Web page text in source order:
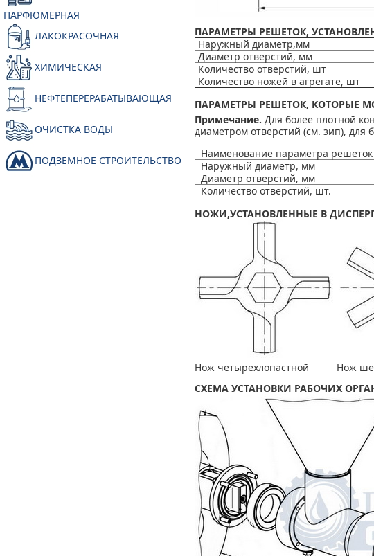
ПАРФЮМЕРНАЯ
ЛАКОКРАСОЧНАЯ
ХИМИЧЕСКАЯ
НЕФТЕПЕРЕРАБАТЫВАЮЩАЯ
ОЧИСТКА ВОДЫ
ПОДЗЕМНОЕ СТРОИТЕЛЬСТВО
ПАРАМЕТРЫ РЕШЕТОК,
Наружный диаметр,мм
Диаметр отверстий, мм
Количество отверстий, шт
Количество ножей в агрегате, шт
ПАРАМЕТРЫ РЕШЕТОК, КОТОРЫЕ
Примечание. Для более плотной
диаметром отверстий (см. зип),
Наименование параметра решеток
Наружный диаметр, мм
Диаметр отверстий, мм
Количество отверстий, шт.
НОЖИ,УСТАНОВЛЕННЫЕ В
Нож четырехлопастной Нож
СХЕМА УСТАНОВКИ РАБОЧИХ